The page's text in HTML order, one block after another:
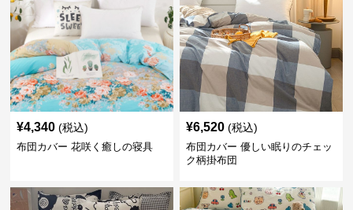
¥4,340 (税込)
布団カバー 花咲く癒しの寝具
¥6,520 (税込)
布団カバー 優しい眠りのチェッ
ク柄掛布団